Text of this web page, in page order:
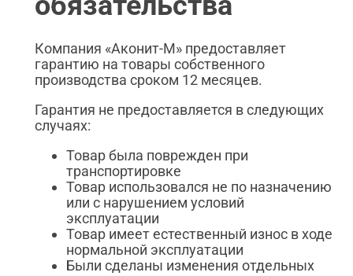
Компания «Аконит-М» предоставляет
гарантию на товары собственного
производства сроком 12 месяцев.
Гарантия не предоставляется в следующих
случаях:
Товар была поврежден при
транспортировке
Товар использовался не по назначению
или с нарушением условий
эксплуатации
Товар имеет естественный износ в ходе
нормальной эксплуатации
Были сделаны изменения отдельных